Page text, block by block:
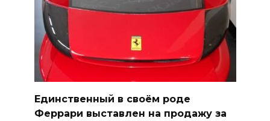
Единственный в своём роде
Феррари выставлен на продажу за